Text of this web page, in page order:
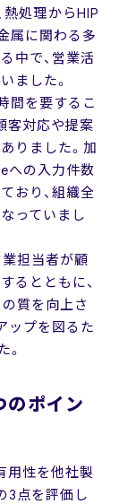
熱処理からHIP
属に関わる多
中で、営業活
ました。
間を要するこ
客対応や提案
りました。加
への入力件数
おり、組織全
っていまし
業担当者が顧
るとともに、
質を向上さ
ップを図るた
。
ポイン
用性を他社製
3点を評価し